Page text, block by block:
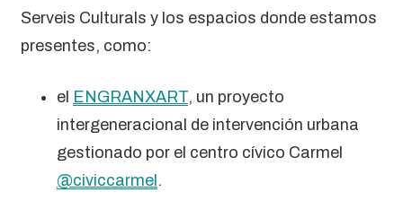
Serveis Culturals y los espacios donde estamos
presentes, como:
el ENGRANXART, un proyecto
intergeneracional de intervención urbana
gestionado por el centro cívico Carmel
@civiccarmel.